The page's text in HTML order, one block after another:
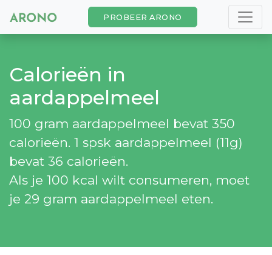
PROBEER ARONO
Calorieën in
aardappelmeel
100 gram aardappelmeel bevat 350
calorieën. 1 spsk aardappelmeel (11g)
bevat 36 calorieën.
Als je 100 kcal wilt consumeren, moet
je 29 gram aardappelmeel eten.